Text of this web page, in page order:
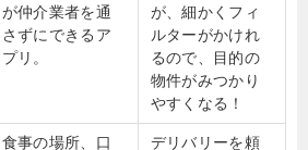
が仲介業者を通
さずにできるア
プリ。
が、細かくフィ
ルターがかけれ
るので、目的の
物件がみつかり
やすくなる！
食事の場所、口
デリバリーを頼